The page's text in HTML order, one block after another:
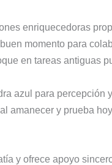
enriquecedoras
momento para
en tareas antiguas
azul para percepción
amanecer y prueba
y ofrece apoyo